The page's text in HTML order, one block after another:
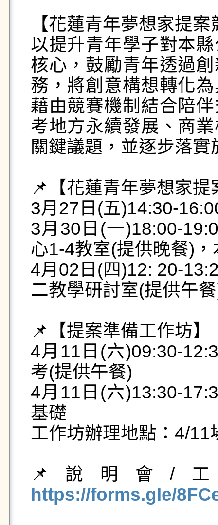
【花蓮青年夢想家提案
以提升青年學子對本
核心，鼓勵青年透過
務，將創意構想轉化
藉由競賽機制結合陪
考地方永續發展、商
關鍵議題，並逐步落實
📌【花蓮青年夢想家
3月27日(五)14:30-
3月30日(一)18:00-
心1-4教室(提供晚餐)
4月02日(四)12: 20-
二教學研討室(提供午
📌【提案準備工作坊】
4月11日(六)09:30-
考(提供午餐)
4月11日(六)13:30-
基礎
工作坊辦理地點：4/11
📌說明會/
https://forms.gle/